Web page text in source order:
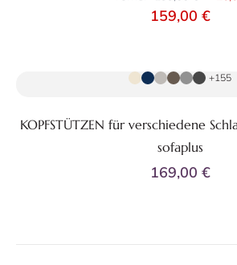
159,00 €
+155
KOPFSTÜTZEN für verschiedene
sofaplus
169,00 €